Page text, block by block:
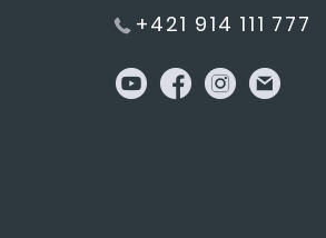
+421 914 111 777